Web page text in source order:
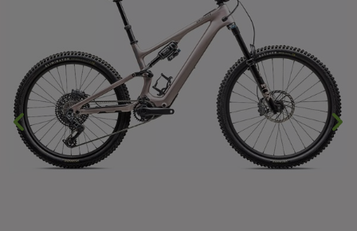
chevron_backward chevron_forward